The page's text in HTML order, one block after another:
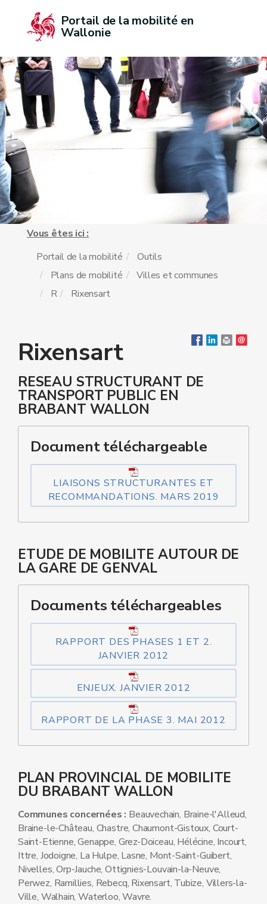
Portail de la mobilité en
Wallonie
Vous êtes ici :
Portail de la mobilité
Outils
Plans de mobilité
Villes et communes
R
Rixensart
Rixensart
RESEAU STRUCTURANT DE
TRANSPORT PUBLIC EN
BRABANT WALLON
Document téléchargeable
LIAISONS STRUCTURANTES ET
RECOMMANDATIONS. MARS 2019
ETUDE DE MOBILITE AUTOUR DE
LA GARE DE GENVAL
Documents téléchargeables
RAPPORT DES PHASES 1 ET 2.
JANVIER 2012
ENJEUX. JANVIER 2012
RAPPORT DE LA PHASE 3. MAI 2012
PLAN PROVINCIAL DE MOBILITE
DU BRABANT WALLON
Communes concernées : Beauvechain, Braine-l'Alleud,
Braine-le-Château, Chastre, Chaumont-Gistoux, Court-
Saint-Etienne, Genappe, Grez-Doiceau, Hélécine, Incourt,
Ittre, Jodoigne, La Hulpe, Lasne, Mont-Saint-Guibert,
Nivelles, Orp-Jauche, Ottignies-Louvain-la-Neuve,
Perwez, Ramillies, Rebecq, Rixensart, Tubize, Villers-la-
Ville, Walhain, Waterloo, Wavre.